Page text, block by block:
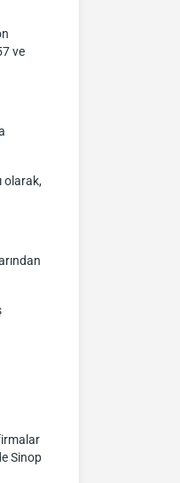
ve
olarak,
Sinop